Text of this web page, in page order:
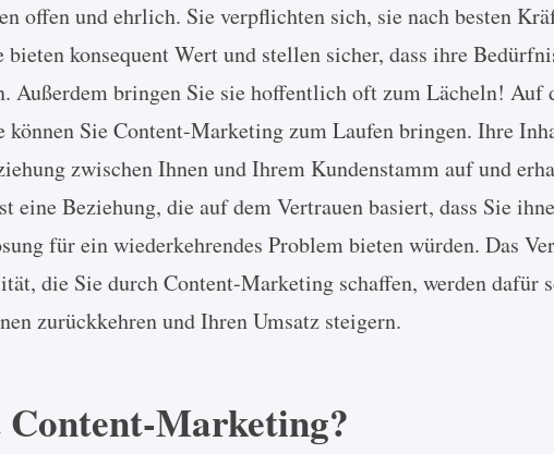
offen und ehrlich. Sie verpflichten sich, sie nach besten
bieten konsequent Wert und stellen sicher, dass ihre
Außerdem bringen Sie sie hoffentlich oft zum Lächeln! Auf
können Sie Content-Marketing zum Laufen bringen. Ihre
zwischen Ihnen und Ihrem Kundenstamm auf und
eine Beziehung, die auf dem Vertrauen basiert, dass Sie
für ein wiederkehrendes Problem bieten würden. Das
die Sie durch Content-Marketing schaffen, werden dafür
zurückkehren und Ihren Umsatz steigern.
Content-Marketing?